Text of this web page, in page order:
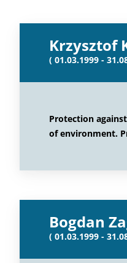
Krzysztof
( 01.03.1999 -
Protection
of environment.
Bogdan
( 01.03.1999 -